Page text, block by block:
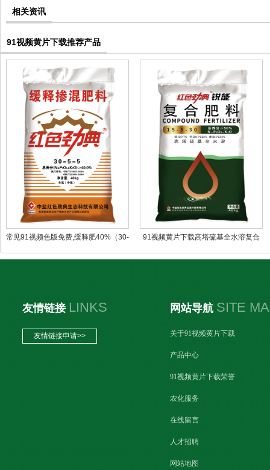
相关资讯
91视频黄片下载推荐产品
常见91视频色版免费,缓释肥40%（30-
91视频黄片下载高塔硫基全水溶复合
友情链接 LINKS
友情链接申请>>
网站导航 SITE
关于91视频黄片下载
产品中心
91视频黄片下载荣誉
农化服务
在线留言
人才招聘
网站地图